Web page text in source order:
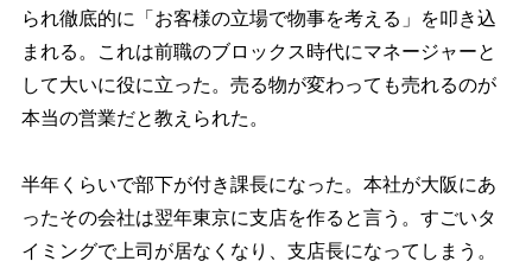
られ徹底的に「お客様の立場で物事を考える」を叩き込
まれる。これは前職のブロックス時代にマネージャーと
して大いに役に立った。売る物が変わっても売れるのが
本当の営業だと教えられた。
半年くらいで部下が付き課長になった。本社が大阪にあ
ったその会社は翌年東京に支店を作ると言う。すごいタ
イミングで上司が居なくなり、支店長になってしまう。